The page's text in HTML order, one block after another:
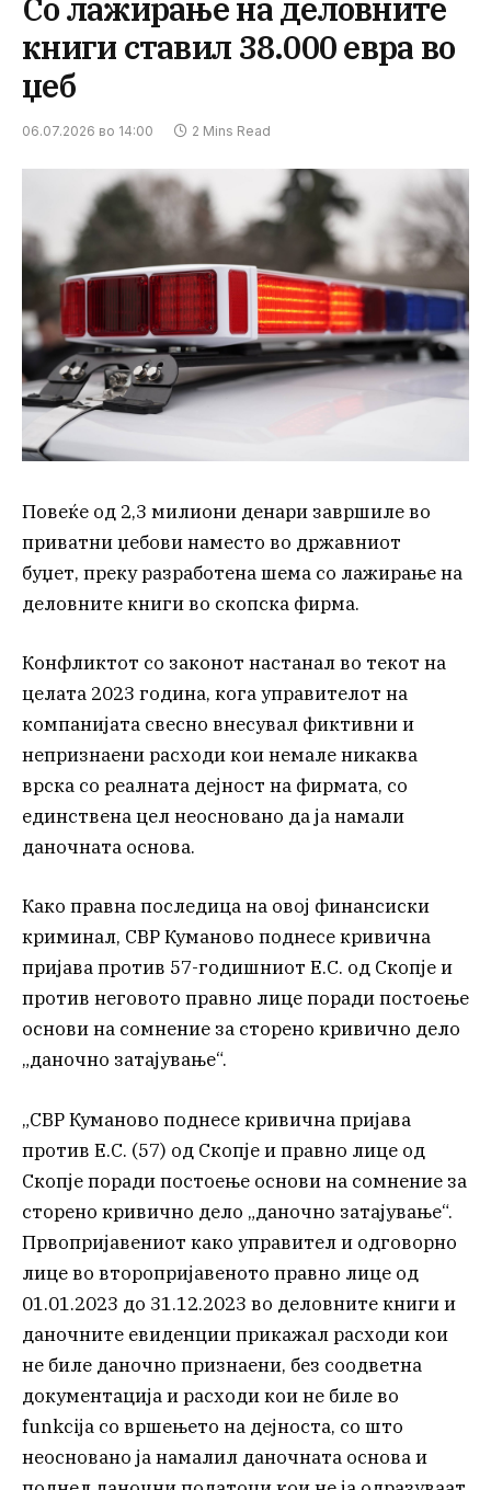
Со лажирање на деловните
книги ставил 38.000 евра во
џеб
06.07.2026 во 14:00 2 Mins Read
Повеќе од 2,3 милиони денари завршиле во
приватни џебови наместо во државниот
буџет, преку разработена шема со лажирање на
деловните книги во скопска фирма.
Конфликтот со законот настанал во текот на
целата 2023 година, кога управителот на
компанијата свесно внесувал фиктивни и
непризнаени расходи кои немале никаква
врска со реалната дејност на фирмата, со
единствена цел неосновано да ја намали
даночната основа.
Како правна последица на овој финансиски
криминал, СВР Куманово поднесе кривична
пријава против 57-годишниот Е.С. од Скопје и
против неговото правно лице поради постоење
основи на сомнение за сторено кривично дело
„даночно затајување“.
„СВР Куманово поднесе кривична пријава
против Е.С. (57) од Скопје и правно лице од
Скопје поради постоење основи на сомнение за
сторено кривично дело „даночно затајување“.
Првопријавениот како управител и одговорно
лице во второпријавеното правно лице од
01.01.2023 до 31.12.2023 во деловните книги и
даночните евиденции прикажал расходи кои
не биле даночно признаени, без соодветна
документација и расходи кои не биле во
funkcija со вршењето на дејноста, со што
неосновано ја намалил даночната основа и